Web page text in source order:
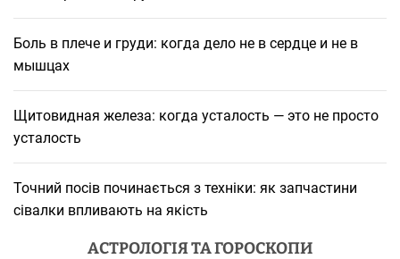
Боль в плече и груди: когда дело не в сердце и не в
мышцах
Щитовидная железа: когда усталость — это не просто
усталость
Точний посів починається з техніки: як запчастини
сівалки впливають на якість
АСТРОЛОГІЯ ТА ГОРОСКОПИ